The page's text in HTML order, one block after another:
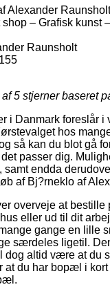
Alexander
shop – Grafisk kunst
Raunsholt
5 stjerner baseret
i Danmark foreslår i
hos
så kan du blot gå
passer dig.
endda
af Bj?rneklo af
overveje at bestille
eller ud til dit
gange en lille
særdeles ligetil.
dog altid være at du
at du har bopæl i kort